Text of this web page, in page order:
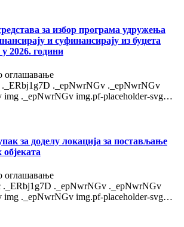
за избор програма удружења
и суфинансирају из буџета
2026. години
оглашавање
._epNwrNGv ._epNwrNGv
img ._epNwrNGv img.pf-placeholder-svg…
за доделу локација за постављање
оглашавање
._ERbj1g7D ._epNwrNGv ._epNwrNGv
img ._epNwrNGv img.pf-placeholder-svg…